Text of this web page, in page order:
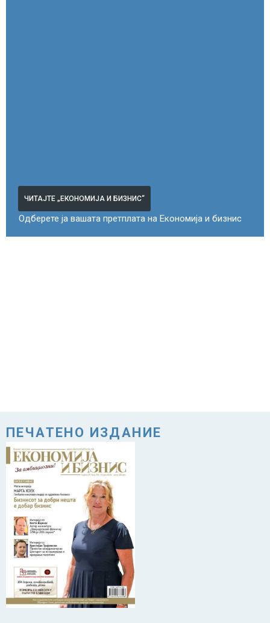
ЧИТАЈТЕ „ЕКОНОМИЈА И БИЗНИС“
Одберете ја вашата претплата на Економија и бизнис
ПЕЧАТЕНО ИЗДАНИЕ